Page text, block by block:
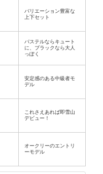
バリエーション豊富な
上下セット
パステルならキュート
に、ブラックなら大人
っぽく
安定感のある中級者モ
デル
これさえあれば即雪山
デビュー！
オークリーのエントリ
ーモデル